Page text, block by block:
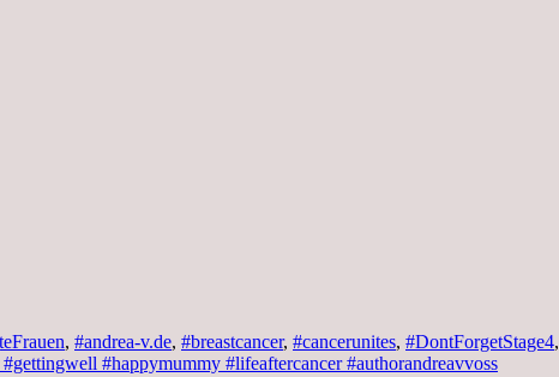
, #andrea-v.de, #breastcancer, #cancerunites, #DontForgetStage4,
#happymummy #lifeaftercancer #authorandreavvoss